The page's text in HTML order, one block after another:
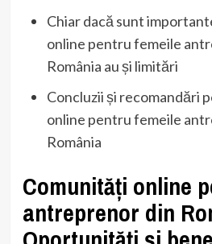
Chiar dacă sunt
online pentru femeile
România au și limitări
Concluzii și recomandări
online pentru femeile
România
Comunități online
antreprenor din